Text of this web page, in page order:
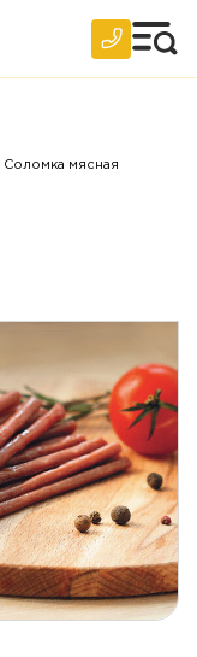
Соломка мясная